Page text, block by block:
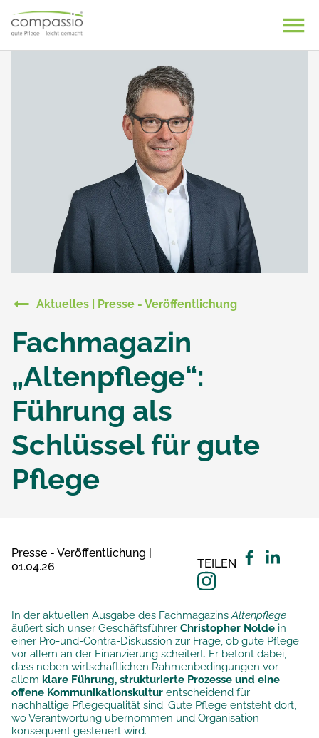
content
Aktuelles | Presse - Veröffentlichung
Fachmagazin
„Altenpflege“:
Führung als
Schlüssel für gute
Pflege
Presse - Veröffentlichung |
01.04.26
TEILEN
In der aktuellen Ausgabe des FachmagazinsAltenpflege
äußert sich unser Geschäftsführer Christopher Nolde in
einer Pro-und-Contra-Diskussion zur Frage, ob gute Pflege
vor allem an der Finanzierung scheitert. Er betont dabei,
dass neben wirtschaftlichen Rahmenbedingungen vor
allem klare Führung, strukturierte Prozesse und eine
offene Kommunikationskultur entscheidend für
nachhaltige Pflegequalität sind. Gute Pflege entsteht dort,
wo Verantwortung übernommen und Organisation
konsequent gesteuert wird.